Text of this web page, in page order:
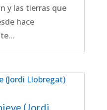
y las tierras que
hace
(Jordi